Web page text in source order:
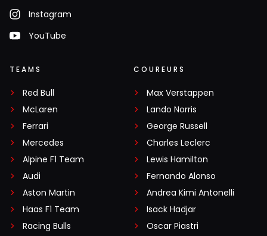
Instagram
YouTube
TEAMS
Red Bull
McLaren
Ferrari
Mercedes
Alpine F1 Team
Audi
Aston Martin
Haas F1 Team
Racing Bulls
COUREURS
Max Verstappen
Lando Norris
George Russell
Charles Leclerc
Lewis Hamilton
Fernando Alonso
Andrea Kimi Antonelli
Isack Hadjar
Oscar Piastri